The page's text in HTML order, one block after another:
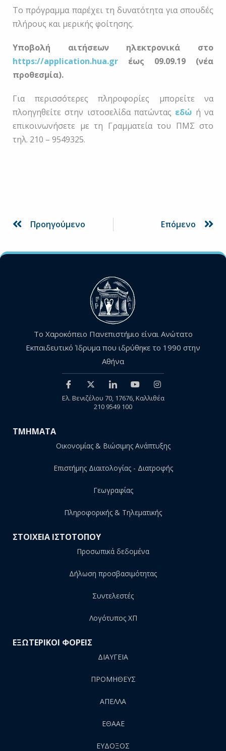
Το πρόγραμμα παρέχει τη δυνατότητα για σπουδές
πλήρους και μερικής φοίτησης.
Υποβολή αιτήσεων ηλεκτρονικά στο
https://application.hua.gr έως 09.09.19 (νέα
προθεσμία).
Για περισσότερες πληροφορίες μπορείτε να
πλοηγηθείτε στην ιστοσελίδα πατώντας εδώ ή να
επικοινωνήσετε με τη Γραμματεία του ΠΜΣ στο
τηλ. 210 – 9549325.
Προηγούμενο Επόμενο
Το Χαροκόπειο Πανεπιστήμιο είναι Ανώτατο
Εκπαιδευτικό Ίδρυμα που ιδρύθηκε το 1990 στην
Αθήνα
Ελ. Βενιζέλου 70, 17676, Καλλιθέα
210 9549 100
ΤΜΗΜΑΤΑ
Οικονομίας & Βιώσιμης Ανάπτυξης
Επιστήμης Διαιτολογίας - Διατροφής
Γεωγραφίας
Πληροφορικής & Τηλεματικής
ΣΤΟΙΧΕΙΑ ΙΣΤΟΤΟΠΟΥ
Προσωπικά δεδομένα
Δήλωση προσβασιμότητας
Συντελεστές
Λογότυπος ΧΠ
ΕΞΩΤΕΡΙΚΟΙ ΦΟΡΕΙΣ
ΔΙΑΥΓΕΙΑ
ΠΡΟΜΗΘΕΥΣ
AΠΕΛΛΑ
ΕΘΑΑΕ
ΕΥΔΟΞΟΣ